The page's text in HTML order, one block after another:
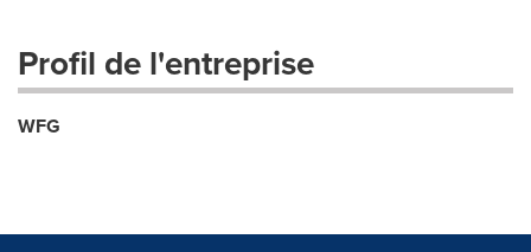
Profil de l'entreprise
WFG